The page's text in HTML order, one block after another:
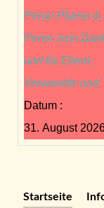
Pirner Pfarrer A.
Pirner zum
und für Eltern,
Verwandte und
Datum :
31. August
Startseite